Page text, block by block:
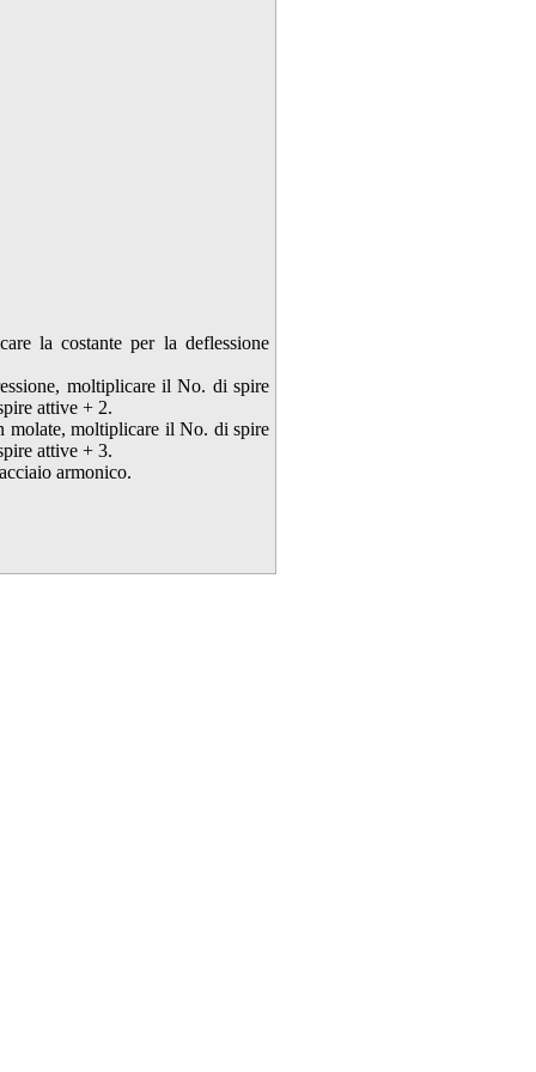
la costante per la deflessione
moltiplicare il No. di spire
attive + 2.
molate, moltiplicare il No. di spire
attive + 3.
armonico.